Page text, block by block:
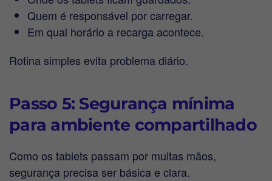
Quem é responsável por carregar.
Em qual horário a recarga acontece.
Rotina simples evita problema diário.
Passo 5: Segurança mínima
para ambiente compartilhado
Como os tablets passam por muitas mãos,
segurança precisa ser básica e clara.